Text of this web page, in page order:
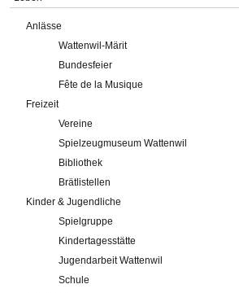
Anlässe
Wattenwil-Märit
Bundesfeier
Fête de la Musique
Freizeit
Vereine
Spielzeugmuseum Wattenwil
Bibliothek
Brätlistellen
Kinder & Jugendliche
Spielgruppe
Kindertagesstätte
Jugendarbeit Wattenwil
Schule